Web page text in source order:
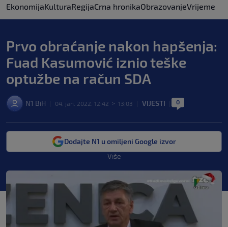
EkonomijaKulturaRegijaCrna hronikaObrazovanjeVrijeme
Prvo obraćanje nakon hapšenja:
Fuad Kasumović iznio teške
optužbe na račun SDA
N1 BiH 04. jan. 2022. 12:42 > 13:03 VIJESTI 0
Dodajte N1 u omiljeni Google izvor
Više